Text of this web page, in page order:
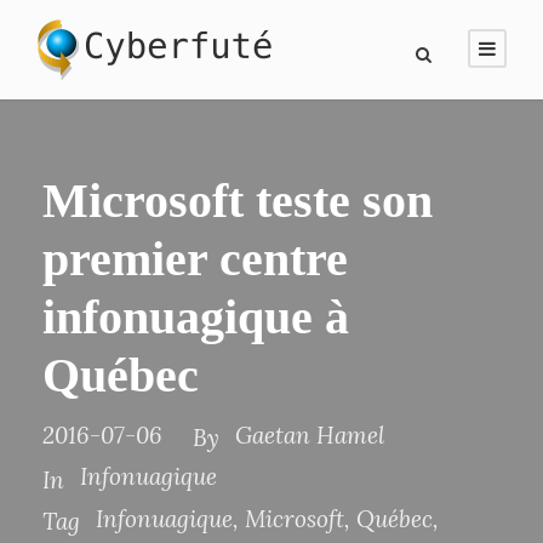
Microsoft teste son
premier centre
infonuagique à
Québec
2016-07-06 By
Gaetan Hamel
In
Infonuagique
Tag
Infonuagique, Microsoft, Québec,